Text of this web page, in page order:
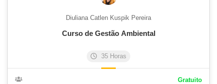
Diuliana Catlen Kuspik Pereira
Curso de Gestão Ambiental
35 Horas
Gratuito